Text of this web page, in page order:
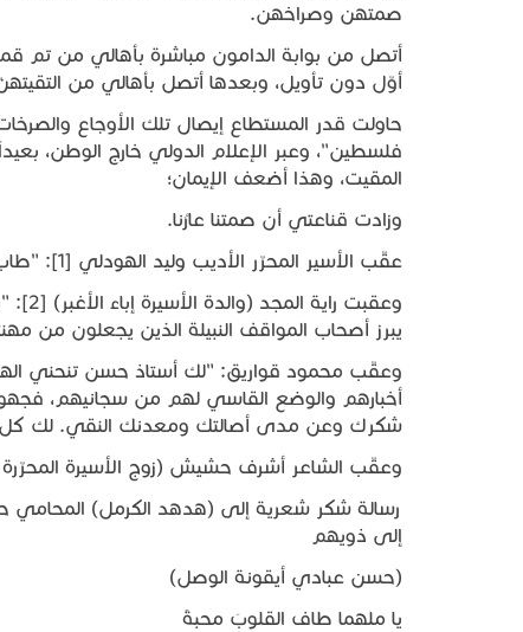
صمتهن وصراخهن.
أتصل من بوابة الدامون مباشرة بأهالي من تم
أوّل دون تأويل، وبعدها أتصل بأهالي من
حاولت قدر المستطاع إيصال تلك الأوجاع
فلسطين"، وعبر الإعلام الدولي خارج الوطن،
المقيت، وهذا أضعف الإيمان؛
وزادت قناعتي أن صمتنا عارُنا.
عقّب الأسير المحرّر الأديب وليد الهودلي [1]: "طاب ممشاك وبوركت كلماتك التي تخترق ظلمات المكان".
يبرز أصحاب المواقف النبيلة الذين يجعلون من
وعقّب محمود قواريق: "لك أستاذ حسن تنحني
أخبارهم والوضع القاسي لهم من سجانيهم،
شكرك وعن مدى أصالتك ومعدنك النقي. لك كل
وعقّب الشاعر أشرف حشيش (زوج الأسيرة المحرّرة
رسالة شكر شعرية إلى (هدهد الكرمل)
إلى ذويهم
(حسن عبادي أيقونة الوصل)
يا ملهما طاف القلوبَ محبةً